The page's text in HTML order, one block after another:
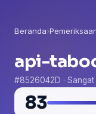
Beranda›
api-
#8526042D · Sangat
83